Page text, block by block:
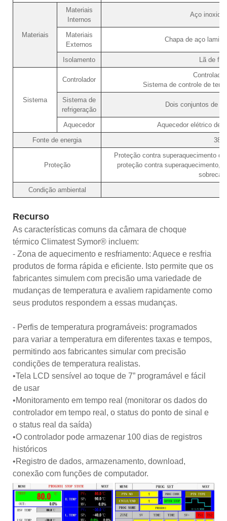
Materiais
Materiais
Internos
Aço
Materiais
Externos
Chapa de aço
Isolamento Lã de
Sistema
Controlador
Sistema de controle de
Sistema de
refrigeração
Dois conjuntos de
Aquecedor
Aquecedor elétrico de
Fonte de energia
Proteção
Proteção contra superaquecimento
proteção contra superaquecimento,
Condição ambiental
Recurso
As características comuns da câmara de choque
térmico Climatest Symor® incluem:
- Zona de aquecimento e resfriamento: Aquece e resfria
produtos de forma rápida e eficiente. Isto permite que os
fabricantes simulem com precisão uma variedade de
mudanças de temperatura e avaliem rapidamente como
seus produtos respondem a essas mudanças.
- Perfis de temperatura programáveis: programados
para variar a temperatura em diferentes taxas e tempos,
permitindo aos fabricantes simular com precisão
condições de temperatura realistas.
•Tela LCD sensível ao toque de 7” programável e fácil
de usar
•Monitoramento em tempo real (monitorar os dados do
controlador em tempo real, o status do ponto de sinal e
o status real da saída)
•O controlador pode armazenar 100 dias de registros
históricos
•Registro de dados, armazenamento, download,
conexão com funções de computador.